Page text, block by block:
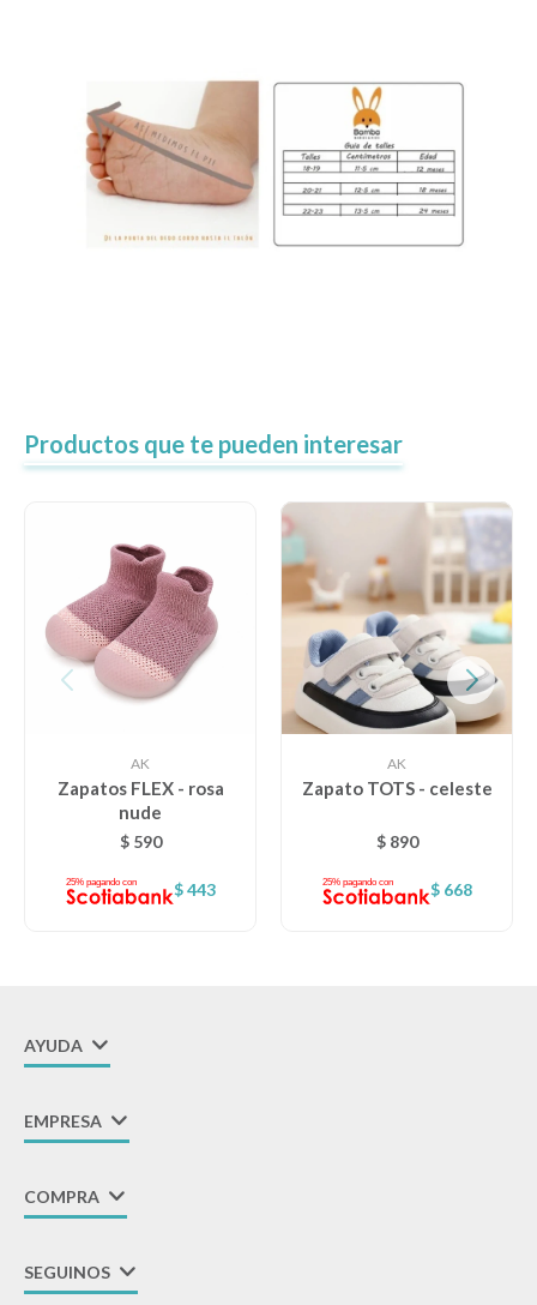
Productos que te pueden interesar
AK
Zapatos FLEX - rosa
nude
$ 590
$ 443
AK
Zapato TOTS - celeste
$ 890
$ 668
AYUDA
EMPRESA
COMPRA
SEGUINOS
Contacto
Local MVD Kids